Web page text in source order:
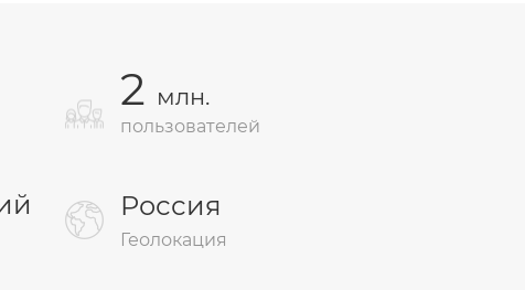
2 млн.
пользователей
Россия
Геолокация